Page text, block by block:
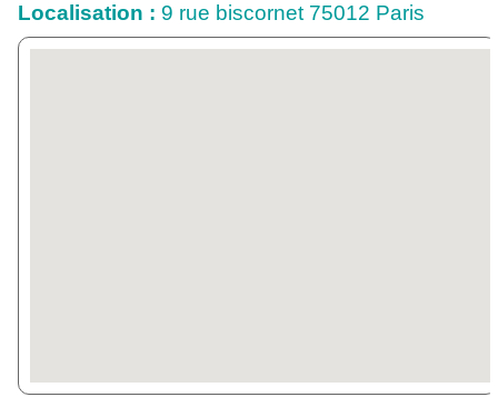
Localisation : 9 rue biscornet 75012 Paris